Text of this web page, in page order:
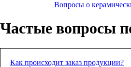
Вопросы о
Частые вопросы
Как происходит заказ продукции?